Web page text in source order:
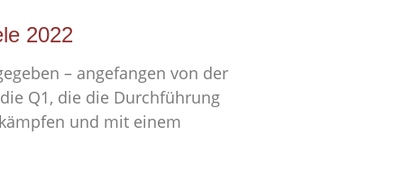
2022
– angefangen von der
Q1, die die Durchführung
und mit einem